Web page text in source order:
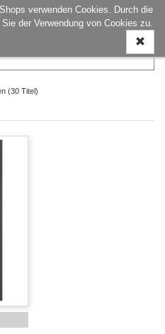
verwenden Cookies. Durch die
der Verwendung von Cookies zu.
ein-/
(30 Titel)